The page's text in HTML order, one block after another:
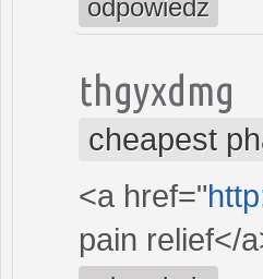
odpowiedz
thgyxdmg
cheapest
<a href="
pain relief</